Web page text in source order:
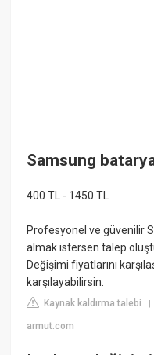
Samsung
400 TL - 1450 TL
Profesyonel ve güvenilir
almak istersen talep
Değişimi fiyatlarını
karşılayabilirsin.
Kaynak kaldırma talebi
armut.com